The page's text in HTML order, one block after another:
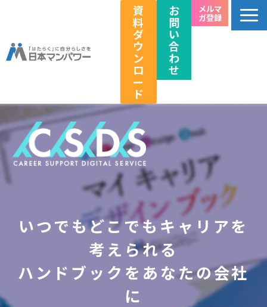
資
料
ダ
ウ
ン
ロ
ー
ド
お
問
い
合
わ
せ
メルマ
ガ登録
個人のお客様向け
法人のお客様向け
教育関係者向け
HRフェス／イベント情報
キャリアのこれから研究所
企業情報
採用情報
いつでもどこでもキャリアを
考えられる
ハンドブックをあなたの会社
に